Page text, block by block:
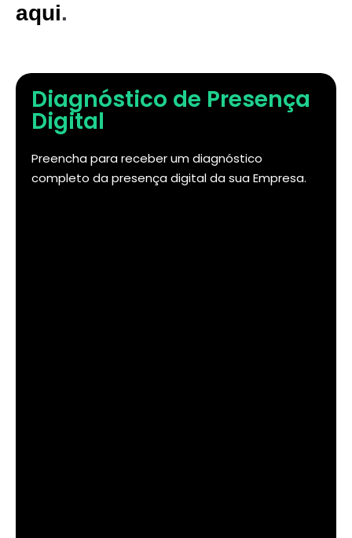
aqui.
Diagnóstico de Presença
Digital
Preencha para receber um diagnóstico
completo da presença digital da sua Empresa.